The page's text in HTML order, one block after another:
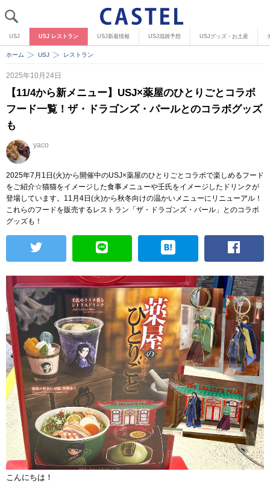
USJ USJ レストラン USJ新着情報 USJ混雑予想 USJグッズ・お土産
ホーム USJ レストラン
2025年10月24日
【11/4から新メニュー】USJ×薬屋のひとりごとコラボ
フード一覧！ザ・ドラゴンズ・パールとのコラボグッズ
も
yaco
2025年7月1日(火)から開催中のUSJ×薬屋のひとりごとコラボで楽しめるフード
をご紹介☆猫猫をイメージした食事メニューや壬氏をイメージしたドリンクが
登場しています。11月4日(火)から秋冬向けの温かいメニューにリニューアル！
これらのフードを販売するレストラン「ザ・ドラゴンズ・パール」とのコラボ
グッズも！
こんにちは！